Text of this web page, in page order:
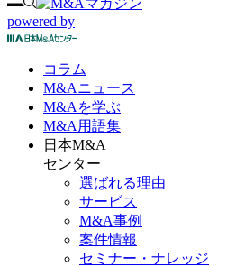
powered by
コラム
M&Aニュース
M&Aを学ぶ
M&A 用語集
日本M&A
センター
選ばれる理由
サービス
M&A事例
案件情報
セミナー・ナレッジ